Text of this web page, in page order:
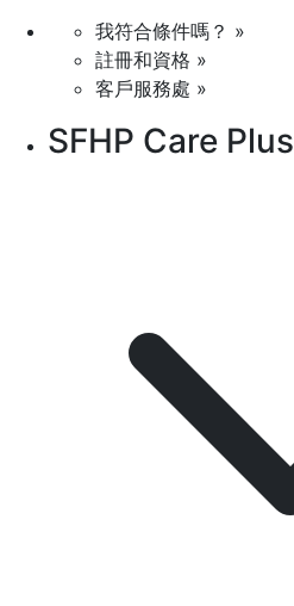
我符合條件嗎？ »
註冊和資格 »
客戶服務處 »
SFHP Care Plus